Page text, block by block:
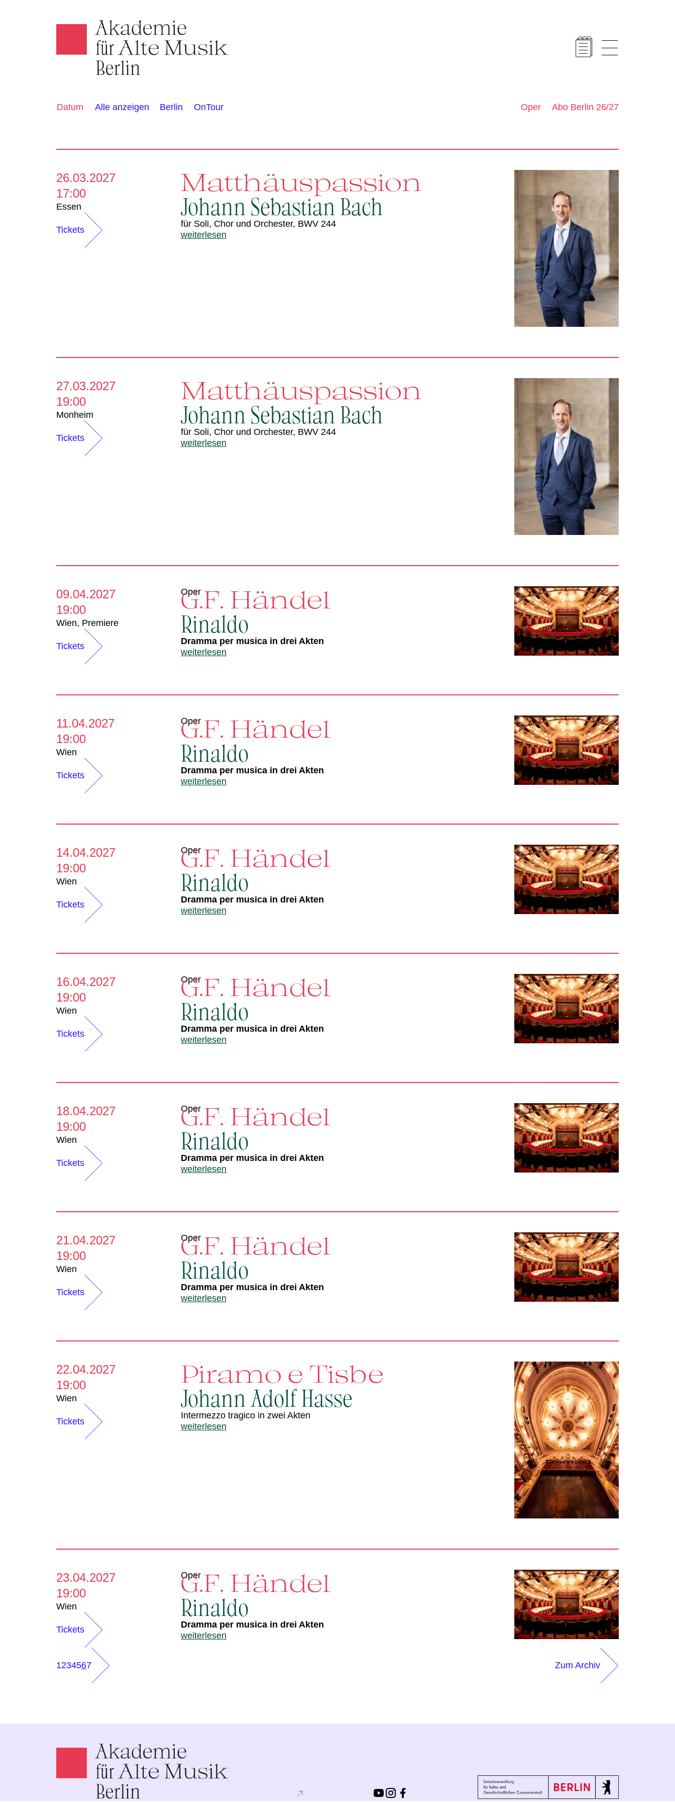
Akamus
K
l
e
n
d
Datum Alle anzeigen Berlin OnTour Oper Abo Berlin 26/27
26.03.2027
17:00
Essen
Tickets
Matthäuspassion
Johann Sebastian Bach
für Soli, Chor und Orchester, BWV 244
weiterlesen
27.03.2027
19:00
Monheim
Tickets
Matthäuspassion
Johann Sebastian Bach
für Soli, Chor und Orchester, BWV 244
weiterlesen
09.04.2027
19:00
Wien, Premiere
Tickets
Oper
G.F. Händel
Rinaldo
Dramma per musica in drei Akten
weiterlesen
11.04.2027
19:00
Wien
Tickets
Oper
G.F. Händel
Rinaldo
Dramma per musica in drei Akten
weiterlesen
14.04.2027
19:00
Wien
Tickets
Oper
G.F. Händel
Rinaldo
Dramma per musica in drei Akten
weiterlesen
16.04.2027
19:00
Wien
Tickets
Oper
G.F. Händel
Rinaldo
Dramma per musica in drei Akten
weiterlesen
18.04.2027
19:00
Wien
Tickets
Oper
G.F. Händel
Rinaldo
Dramma per musica in drei Akten
weiterlesen
21.04.2027
19:00
Wien
Tickets
Oper
G.F. Händel
Rinaldo
Dramma per musica in drei Akten
weiterlesen
22.04.2027
19:00
Wien
Tickets
Piramo e Tisbe
Johann Adolf Hasse
Intermezzo tragico in zwei Akten
weiterlesen
23.04.2027
19:00
Wien
Tickets
Oper
G.F. Händel
Rinaldo
Dramma per musica in drei Akten
weiterlesen
1234567 Zum Archiv